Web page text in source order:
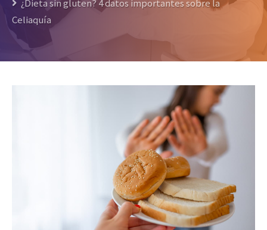
¿Dieta sin gluten? 4 datos importantes sobre la
Celiaquía